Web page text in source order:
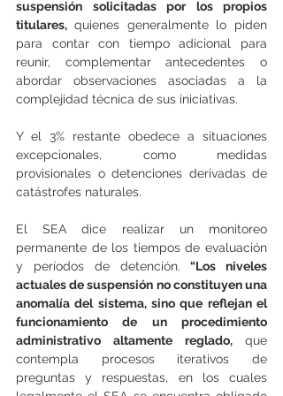
suspensión solicitadas por los propios
titulares, quienes generalmente lo piden
para contar con tiempo adicional para
reunir, complementar antecedentes o
abordar observaciones asociadas a la
complejidad técnica de sus iniciativas.
Y el 3% restante obedece a situaciones
excepcionales, como medidas
provisionales o detenciones derivadas de
catástrofes naturales.
El SEA dice realizar un monitoreo
permanente de los tiempos de evaluación
y períodos de detención. “Los niveles
actuales de suspensión no constituyen una
anomalía del sistema, sino que reflejan el
funcionamiento de un procedimiento
administrativo altamente reglado, que
contempla procesos iterativos de
preguntas y respuestas, en los cuales